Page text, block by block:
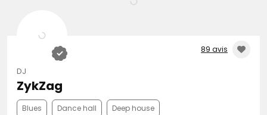
89 avis
DJ
ZykZag
Blues Dance hall Deep house